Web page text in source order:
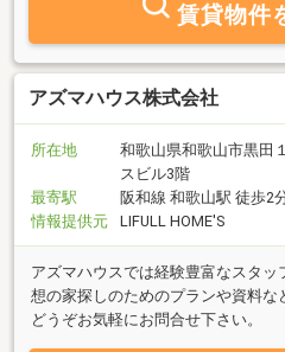
賃貸物件
アズマハウス株式会社
所在地
和歌山県和歌山市黒田
スビル3階
最寄駅
阪和線 和歌山駅 徒歩2
情報提供元
LIFULL HOME'S
アズマハウスでは経験豊富なスタ
想の家探しのためのプランや資料な
どうぞお気軽にお問合せ下さい。